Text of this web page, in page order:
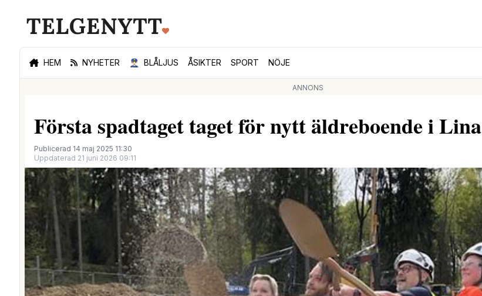
HEM NYHETER 👮🏻‍♂️ BLÅLJUS ÅSIKTER SPORT NÖJE
ANNONS
Första spadtaget taget för nytt äldreboende i Lina
Publicerad 14 maj 2025 11:30
Uppdaterad 21 juni 2026 09:11